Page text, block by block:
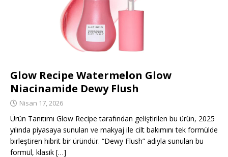
Glow Recipe Watermelon Glow
Niacinamide Dewy Flush
Nisan 17, 2026
Ürün Tanıtımı Glow Recipe tarafından geliştirilen bu ürün, 2025
yılında piyasaya sunulan ve makyaj ile cilt bakımını tek formülde
birleştiren hibrit bir üründür. “Dewy Flush” adıyla sunulan bu
formül, klasik […]